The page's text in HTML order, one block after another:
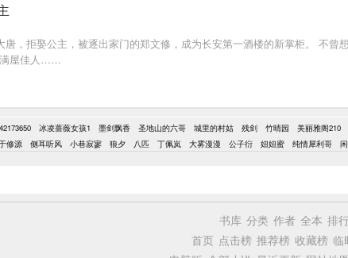
唐，拒娶公主，被逐出家门的郑文修，成为长安第一酒楼的新掌柜。 不
满屋佳人……
冰凌蔷薇女孩1 墨剑飘香 圣地山的六哥 城里的村姑 残剑 竹晴园 美丽雅阁210
修源 侧耳听风 小巷寂寥 狼夕 八匹 丁佩岚 大雾漫漫 公子衍 妞妞蜜 纯情犀利哥
书库 分类 作者 全本 排
首页 点击榜 推荐榜 收藏榜 临